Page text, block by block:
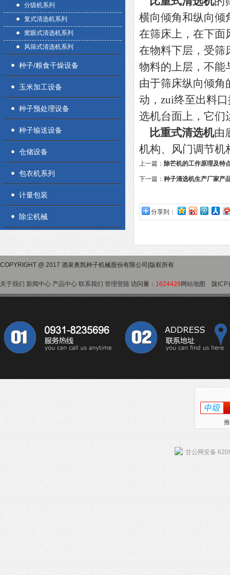
分级机系列
复式清选机系列
窝眼式清选机系列
风筛式清选机系列
种子/粮食干燥设备
玉米加工设备
种子预处理设备
种子输送设备
仓储设备
包衣机系列
计量包装
除尘机械
横向倾角和纵向倾
在筛床上，在下面
在物料下层，受筛
物料的上层，不能
由于筛床纵向倾角
动，zui终至出料
选机台面上，它们
比重式清选机由
机构、风门调节机
上一篇： 除芒机的工作原理及特
下一篇： 种子清选机生产厂家产
分享到：
COPYRIGHT @ 2017 酒泉奥凯种子机械股份有限公司|版权所有
关于我们 新闻中心 产品中心 联系我们 管理登陆 访问量： 1624428 网站地图 陇
甘公网安备